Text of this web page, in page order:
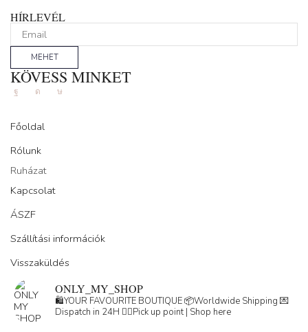
HÍRLEVÉL
MEHET
KÖVESS MINKET
FacebookInstagram
Tik-
Főoldal
Rólunk
Ruházat
Kapcsolat
ÁSZF
Szállítási információk
Visszaküldés
ONLY_MY_SHOP
🛍️YOUR FAVOURITE BOUTIQUE📦Worldwide Shipping 💌
Dispatch in 24H 👇🏽Pick up point | Shop here